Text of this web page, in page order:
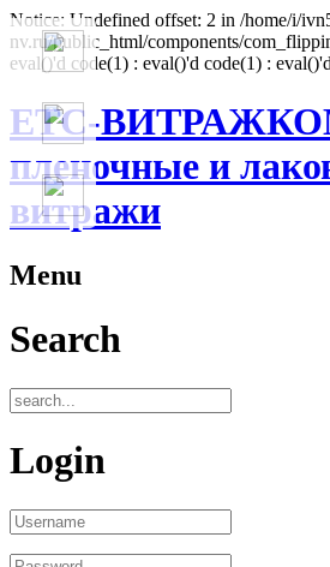
Notice: Undefined offset: 2 in /home/i/
nv.ru/public_html/components/
eval()'d code(1) : eval()'d code(1) :
ЕТС-
пленочные и
витражи
Menu
Search
Login